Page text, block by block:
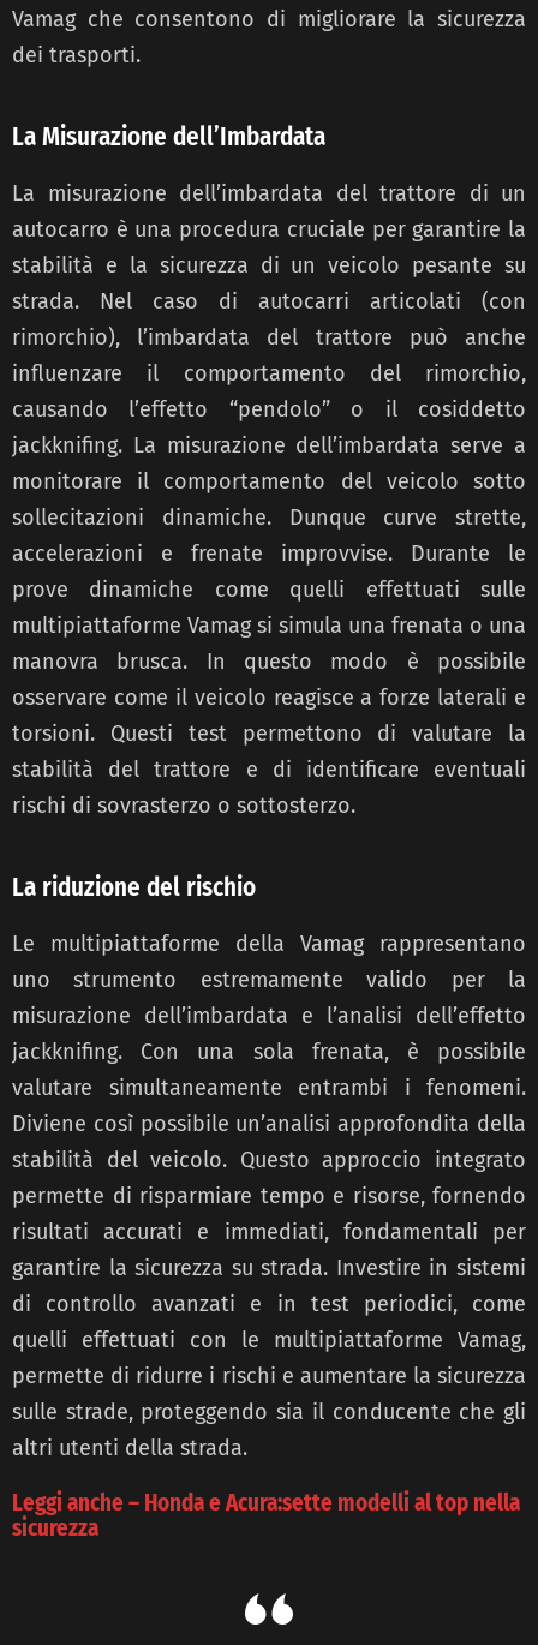
Vamag che consentono di migliorare la sicurezza
dei trasporti.
La Misurazione dell’Imbardata
La misurazione dell’imbardata del trattore di un
autocarro è una procedura cruciale per garantire la
stabilità e la sicurezza di un veicolo pesante su
strada. Nel caso di autocarri articolati (con
rimorchio), l’imbardata del trattore può anche
influenzare il comportamento del rimorchio,
causando l’effetto “pendolo” o il cosiddetto
jackknifing. La misurazione dell’imbardata serve a
monitorare il comportamento del veicolo sotto
sollecitazioni dinamiche. Dunque curve strette,
accelerazioni e frenate improvvise. Durante le
prove dinamiche come quelli effettuati sulle
multipiattaforme Vamag si simula una frenata o una
manovra brusca. In questo modo è possibile
osservare come il veicolo reagisce a forze laterali e
torsioni. Questi test permettono di valutare la
stabilità del trattore e di identificare eventuali
rischi di sovrasterzo o sottosterzo.
La riduzione del rischio
Le multipiattaforme della Vamag rappresentano
uno strumento estremamente valido per la
misurazione dell’imbardata e l’analisi dell’effetto
jackknifing. Con una sola frenata, è possibile
valutare simultaneamente entrambi i fenomeni.
Diviene così possibile un’analisi approfondita della
stabilità del veicolo. Questo approccio integrato
permette di risparmiare tempo e risorse, fornendo
risultati accurati e immediati, fondamentali per
garantire la sicurezza su strada. Investire in sistemi
di controllo avanzati e in test periodici, come
quelli effettuati con le multipiattaforme Vamag,
permette di ridurre i rischi e aumentare la sicurezza
sulle strade, proteggendo sia il conducente che gli
altri utenti della strada.
Leggi anche – Honda e Acura:sette modelli al top nella
sicurezza